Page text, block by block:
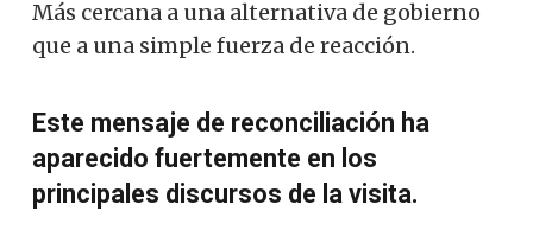
Más cercana a una alternativa de gobierno
que a una simple fuerza de reacción.
Este mensaje de reconciliación ha
aparecido fuertemente en los
principales discursos de la visita.